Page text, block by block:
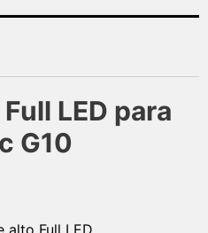
LED para
G10